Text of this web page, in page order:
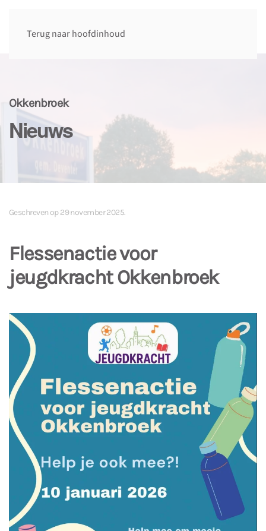
Terug naar hoofdinhoud
Okkenbroek
Nieuws
Geschreven op29 november 2025.
Flessenactie voor
jeugdkracht Okkenbroek